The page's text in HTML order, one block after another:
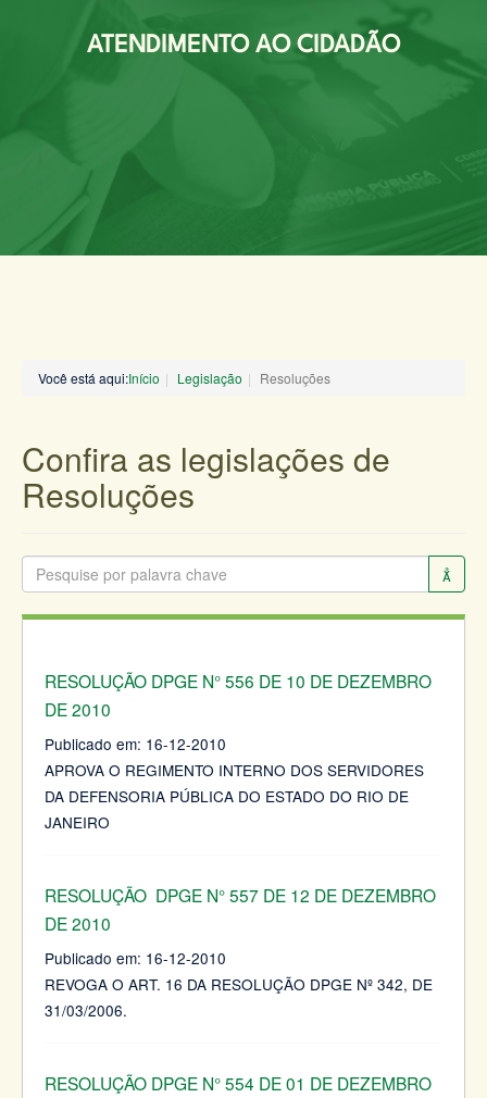
ATENDIMENTO AO CIDADÃO
Você está aqui:Início Legislação Resoluções
Confira as legislações de
Resoluções
RESOLUÇÃO DPGE N° 556 DE 10 DE DEZEMBRO
DE 2010
Publicado em: 16-12-2010
APROVA O REGIMENTO INTERNO DOS SERVIDORES
DA DEFENSORIA PÚBLICA DO ESTADO DO RIO DE
JANEIRO
RESOLUÇÃO DPGE N° 557 DE 12 DE DEZEMBRO
DE 2010
Publicado em: 16-12-2010
REVOGA O ART. 16 DA RESOLUÇÃO DPGE Nº 342, DE
31/03/2006.
RESOLUÇÃO DPGE N° 554 DE 01 DE DEZEMBRO